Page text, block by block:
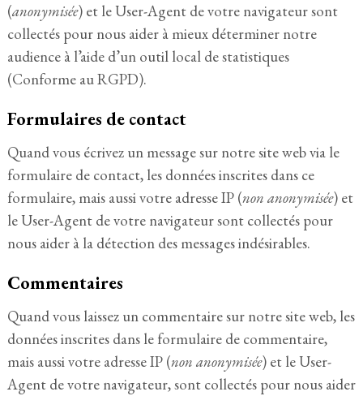
(anonymisée) et le User-Agent de votre navigateur sont
collectés pour nous aider à mieux déterminer notre
audience à l’aide d’un outil local de statistiques
(Conforme au RGPD).
Formulaires de contact
Quand vous écrivez un message sur notre site web via le
formulaire de contact, les données inscrites dans ce
formulaire, mais aussi votre adresse IP (non anonymisée) et
le User-Agent de votre navigateur sont collectés pour
nous aider à la détection des messages indésirables.
Commentaires
Quand vous laissez un commentaire sur notre site web, les
données inscrites dans le formulaire de commentaire,
mais aussi votre adresse IP (non anonymisée) et le User-
Agent de votre navigateur, sont collectés pour nous aider